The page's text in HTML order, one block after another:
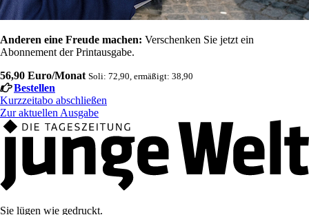
Anderen eine Freude machen: Verschenken Sie jetzt ein
Abonnement der Printausgabe.
56,90 Euro/Monat Soli: 72,90, ermäßigt: 38,90
Bestellen
Kurzzeitabo abschließen
Zur aktuellen Ausgabe
Sie lügen wie gedruckt.